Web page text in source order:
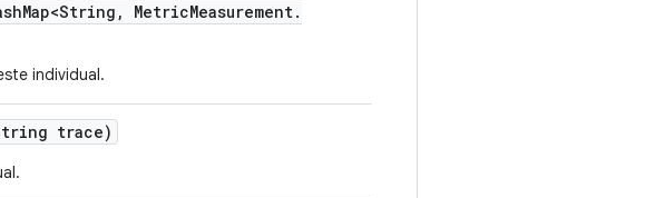
Map<String , MetricMeasurement.
individual.
trace)